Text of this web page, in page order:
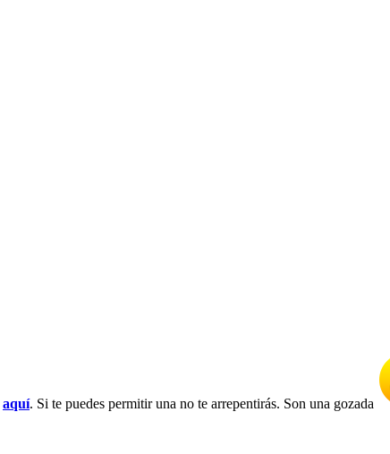
aquí. Si te puedes permitir una no te arrepentirás. Son una gozada